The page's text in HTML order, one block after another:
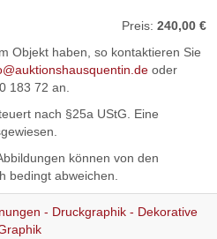
Preis: 240,00 €
Objekt haben, so kontaktieren Sie
oder
183 72 an.
nach §25a UStG. Eine
können von den
bedingt abweichen.
- Druckgraphik - Dekorative